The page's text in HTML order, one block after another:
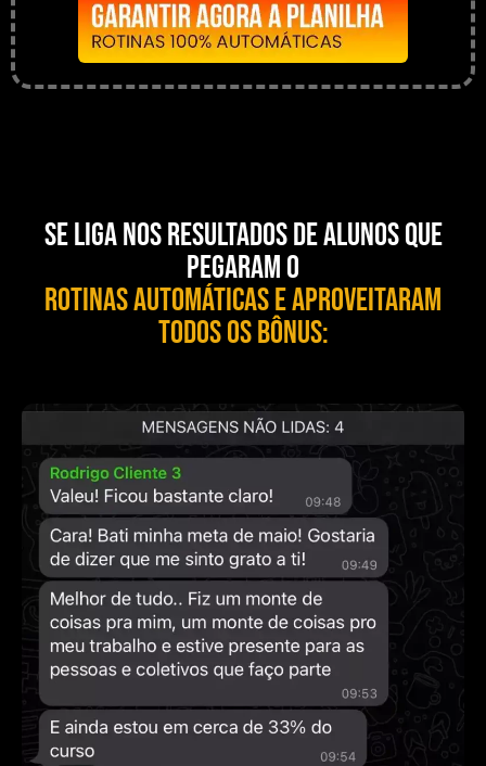
Se liga nos resultados de alunos que
pegaram o
Rotinas Automáticas e aproveitaram
todos os bônus: